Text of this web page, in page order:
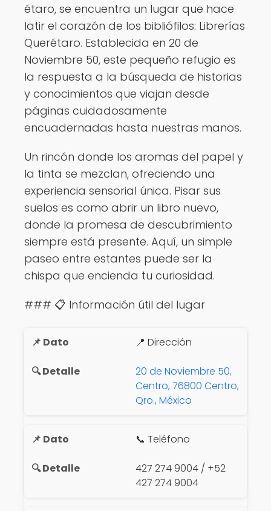
étaro, se encuentra un lugar que hace
latir el corazón de los bibliófilos: Librerías
Querétaro. Establecida en 20 de
Noviembre 50, este pequeño refugio es
la respuesta a la búsqueda de historias
y conocimientos que viajan desde
páginas cuidadosamente
encuadernadas hasta nuestras manos.
Un rincón donde los aromas del papel y
la tinta se mezclan, ofreciendo una
experiencia sensorial única. Pisar sus
suelos es como abrir un libro nuevo,
donde la promesa de descubrimiento
siempre está presente. Aquí, un simple
paseo entre estantes puede ser la
chispa que encienda tu curiosidad.
### 📋 Información útil del lugar
📍 Dirección
20 de Noviembre 50,
Centro, 76800 Centro,
Qro., México
📞 Teléfono
427 274 9004 / +52
427 274 9004